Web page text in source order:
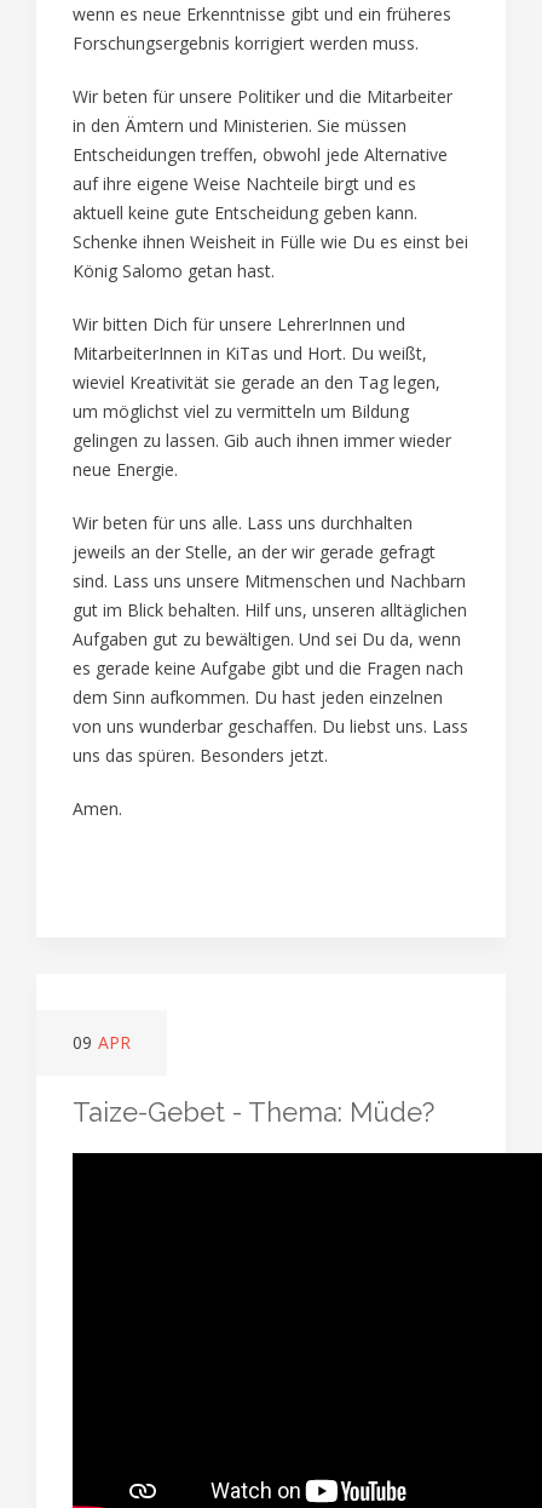
wenn es neue Erkenntnisse gibt und ein früheres
Forschungsergebnis korrigiert werden muss.
Wir beten für unsere Politiker und die Mitarbeiter
in den Ämtern und Ministerien. Sie müssen
Entscheidungen treffen, obwohl jede Alternative
auf ihre eigene Weise Nachteile birgt und es
aktuell keine gute Entscheidung geben kann.
Schenke ihnen Weisheit in Fülle wie Du es einst bei
König Salomo getan hast.
Wir bitten Dich für unsere LehrerInnen und
MitarbeiterInnen in KiTas und Hort. Du weißt,
wieviel Kreativität sie gerade an den Tag legen,
um möglichst viel zu vermitteln um Bildung
gelingen zu lassen. Gib auch ihnen immer wieder
neue Energie.
Wir beten für uns alle. Lass uns durchhalten
jeweils an der Stelle, an der wir gerade gefragt
sind. Lass uns unsere Mitmenschen und Nachbarn
gut im Blick behalten. Hilf uns, unseren alltäglichen
Aufgaben gut zu bewältigen. Und sei Du da, wenn
es gerade keine Aufgabe gibt und die Fragen nach
dem Sinn aufkommen. Du hast jeden einzelnen
von uns wunderbar geschaffen. Du liebst uns. Lass
uns das spüren. Besonders jetzt.
Amen.
09 APR
Taize-Gebet - Thema: Müde?